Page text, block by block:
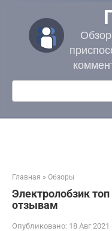
контенту
Поиск:
Главная » Обзоры
Электролобзик
отзывам
Опубликовано: 18 Авг 2021